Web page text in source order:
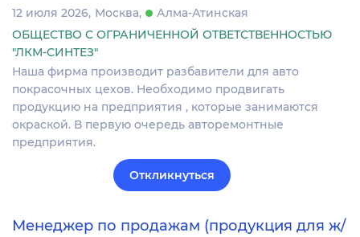
12 июля 2026 Москва
Алма-Атинская
ОБЩЕСТВО С ОГРАНИЧЕННОЙ ОТВЕТСТВЕННОСТЬЮ
"ЛКМ-СИНТЕЗ"
Наша фирма производит разбавители для авто
покрасочных цехов. Необходимо продвигать
продукцию на предприятия , которые занимаются
окраской. В первую очередь авторемонтные
предприятия.
Откликнуться
Менеджер по продажам (продукция для ж/